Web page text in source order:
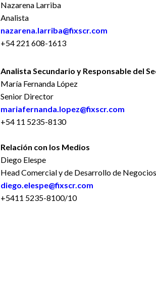
Nazarena Larriba
Analista
nazarena.larriba@fixscr.com
+54 221 608-1613
Analista Secundario y Responsable del
María Fernanda López
Senior Director
mariafernanda.lopez@fixscr.com
+54 11 5235-8130
Relación con los Medios
Diego Elespe
Head Comercial y de Desarrollo de Negocios
diego.elespe@fixscr.com
+5411 5235-8100/10